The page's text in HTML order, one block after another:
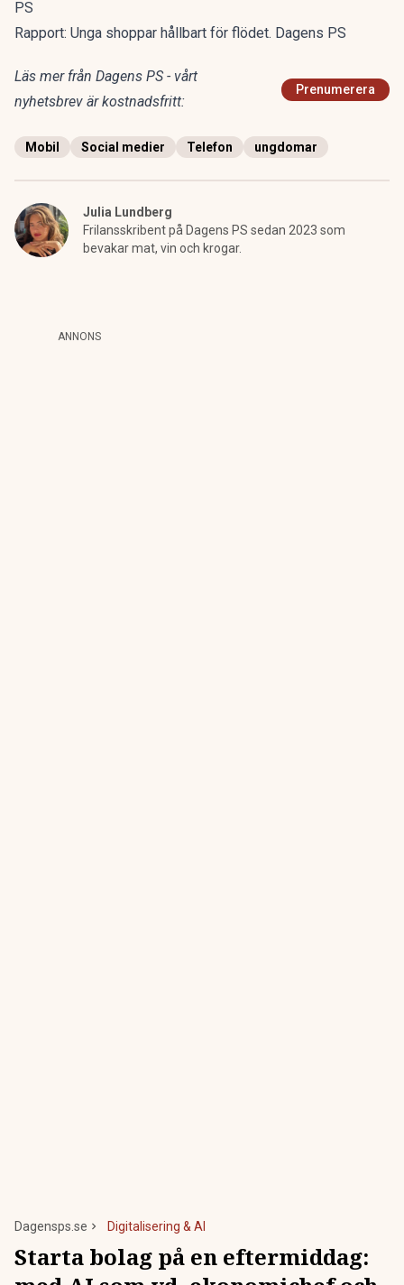
PS
Rapport: Unga shoppar hållbart för flödet. Dagens PS
Läs mer från Dagens PS - vårt
nyhetsbrev är kostnadsfritt:
Prenumerera
Mobil Social medier Telefon ungdomar
Julia Lundberg
Frilansskribent på Dagens PS sedan 2023 som
bevakar mat, vin och krogar.
ANNONS
Dagensps.se Digitalisering & AI
Starta bolag på en eftermiddag: